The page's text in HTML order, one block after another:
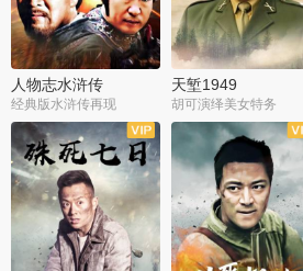
人物志水浒传
经典版水浒传再现
天堑1949
胡可演绎美女特务
全34集
全21集